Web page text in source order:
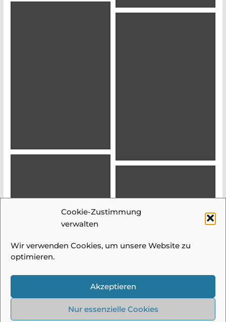
Cookie-Zustimmung
verwalten
Wir verwenden Cookies, um unsere Website zu
optimieren.
Akzeptieren
Nur essenzielle Cookies
Datenschutz| Alle Bilder und Beiträge auf
diesen Seiten sind urheberrechtlich
geschützt und dürfen ohne Einwilligung
nicht verwendet werden!